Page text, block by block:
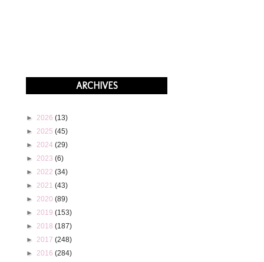
ARCHIVES
►2026(13)
►2025(45)
►2024(29)
►2023(6)
►2022(34)
►2021(43)
►2020(89)
►2019(153)
►2018(187)
►2017(248)
►2016(284)